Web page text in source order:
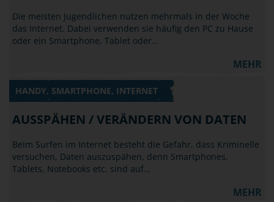
Die meisten Jugendlichen nutzen mehrmals in der Woche
das Internet. Dabei verwenden sie häufig den PC zu Hause
oder ein Smartphone, Tablet oder…
MEHR
HANDY, SMARTPHONE, INTERNET
AUSSPÄHEN / VERÄNDERN VON DATEN
Beim Surfen im Internet besteht die Gefahr, dass Kriminelle
versuchen, Daten auszuspähen, denn Smartphones,
Tablets, Notebooks etc. sind auf…
MEHR